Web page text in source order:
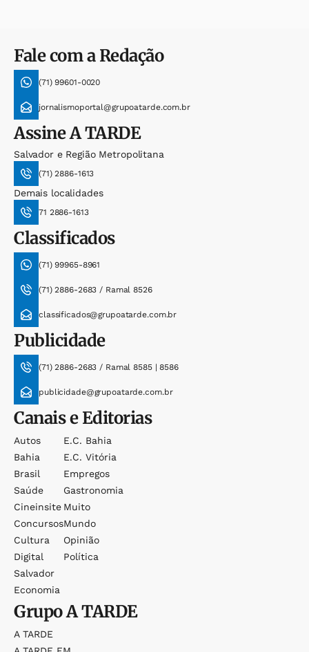
Fale com a Redação
(71) 99601-0020
jornalismoportal@grupoatarde.com.br
AssineA TARDE
Salvador e Região Metropolitana
(71) 2886-1613
Demais localidades
71 2886-1613
Classificados
(71) 99965-8961
(71) 2886-2683 / Ramal 8526
classificados@grupoatarde.com.br
Publicidade
(71) 2886-2683 / Ramal 8585 | 8586
publicidade@grupoatarde.com.br
Canais e Editorias
Autos
Bahia
Brasil
Saúde
Cineinsite
Concursos
Cultura
Digital
Salvador
Economia
E.c. Bahia
E.c. Vitória
Empregos
Gastronomia
Muito
Mundo
Opinião
Política
GrupoA TARDE
A TARDE